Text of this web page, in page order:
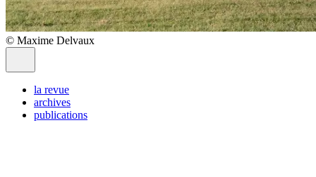
© Maxime Delvaux
la revue
archives
publications